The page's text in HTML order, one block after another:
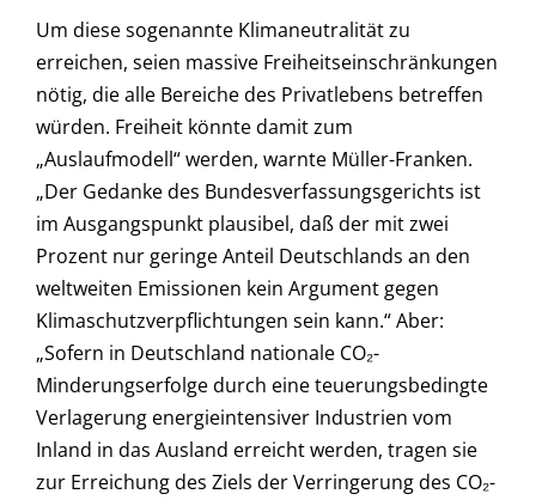
Um diese sogenannte Klimaneutralität zu
erreichen, seien massive Freiheitseinschränkungen
nötig, die alle Bereiche des Privatlebens betreffen
würden. Freiheit könnte damit zum
„Auslaufmodell“ werden, warnte Müller-Franken.
„Der Gedanke des Bundesverfassungsgerichts ist
im Ausgangspunkt plausibel, daß der mit zwei
Prozent nur geringe Anteil Deutschlands an den
weltweiten Emissionen kein Argument gegen
Klimaschutzverpflichtungen sein kann.“ Aber:
„Sofern in Deutschland nationale CO₂-
Minderungserfolge durch eine teuerungsbedingte
Verlagerung energieintensiver Industrien vom
Inland in das Ausland erreicht werden, tragen sie
zur Erreichung des Ziels der Verringerung des CO₂-